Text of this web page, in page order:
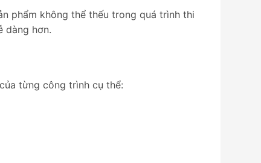
phẩm không thể thếu trong quá trình thi
dàng hơn.
từng công trình cụ thể: